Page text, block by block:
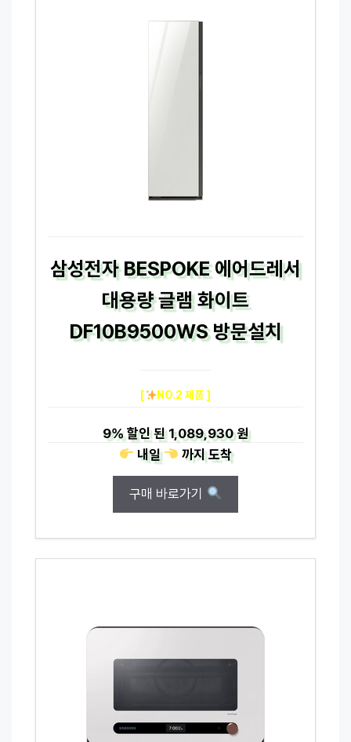
삼성전자 BESPOKE 에어드레서
대용량 글램 화이트
DF10B9500WS 방문설치
[ NO.2 제품 ]
9%할인 된1,089,930 원
내일
까지도착
구매 바로가기